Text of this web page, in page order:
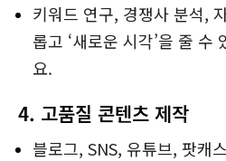
키워드 연구, 경쟁사 분석,
롭고 ‘새로운 시각’을 줄 수
요.
4. 고품질 콘텐츠 제작
블로그, SNS, 유튜브, 팟캐